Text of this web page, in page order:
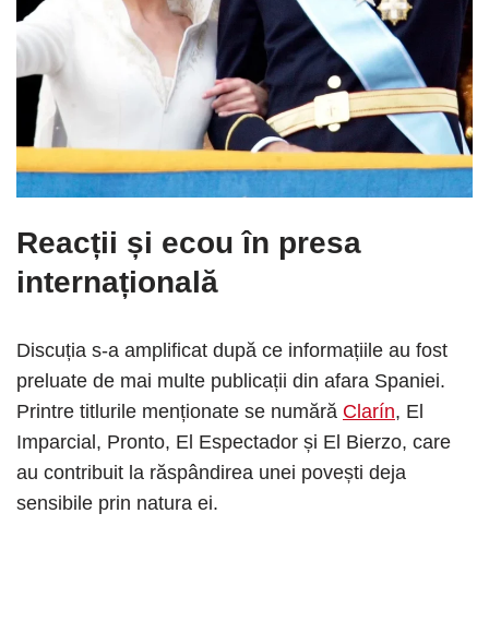
Reacții și ecou în presa
internațională
Discuția s-a amplificat după ce informațiile au fost
preluate de mai multe publicații din afara Spaniei.
Printre titlurile menționate se numără Clarín, El
Imparcial, Pronto, El Espectador și El Bierzo, care
au contribuit la răspândirea unei povești deja
sensibile prin natura ei.